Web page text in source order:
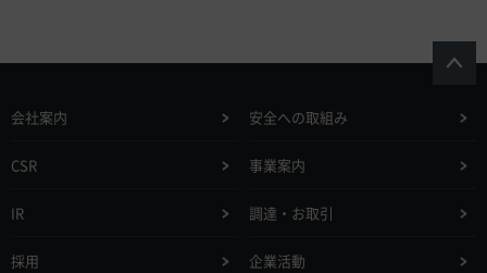
会社案内 安全への取組み
CSR 事業案内
IR 調達・お取引
採用 企業活動